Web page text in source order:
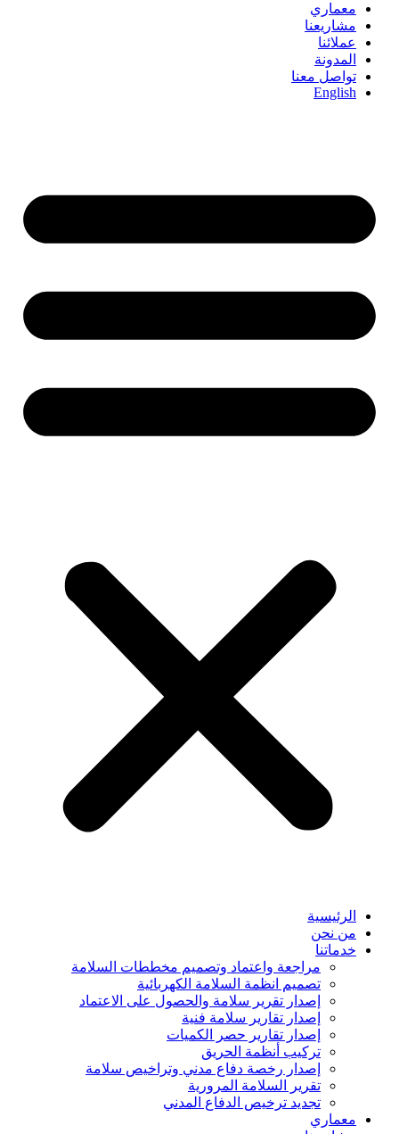
معماري
مشاريعنا
عملائنا
المدونة
تواصل معنا
English
الرئيسية
من نحن
خدماتنا
مراجعة واعتماد وتصميم مخططات السلامة
تصميم انظمة السلامة الكهربائية
إصدار تقرير سلامة والحصول على الاعتماد
إصدار تقارير سلامة فنية
إصدار تقارير حصر الكميات
تركيب أنظمة الحريق
إصدار رخصة دفاع مدني وتراخيص سلامة
تقرير السلامة المرورية
تجديد ترخيص الدفاع المدني
معماري